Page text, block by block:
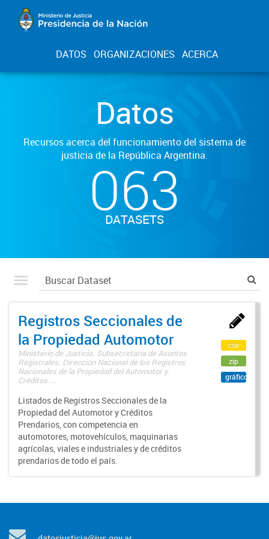
DATOS ORGANIZACIONES ACERCA
Datos
Recursos acerca del funcionamiento del sistema de
justicia de la República Argentina.
063
DATASETS
Registros Seccionales de
la Propiedad Automotor
Ministerio de Justicia. Subsecretaría de Asuntos
Registrales. Dirección Nacional de los Registros
Nacionales de la Propiedad del Automotor y
Créditos ...
Listados de Registros Seccionales de la
Propiedad del Automotor y Créditos
Prendarios, con competencia en
automotores, motovehículos, maquinarias
agrícolas, viales e industriales y de créditos
prendarios de todo el país.
csv
zip
gráfico